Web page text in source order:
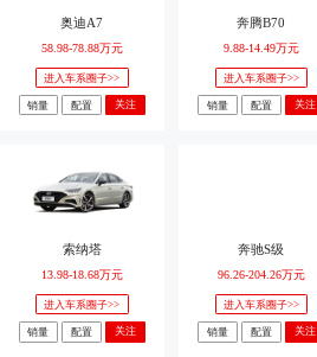
奥迪A7
58.98-78.88万元
进入车系圈子>>
销量 配置 关注
奔腾B70
9.88-14.49万元
进入车系圈子>>
销量 配置 关注
索纳塔
13.98-18.68万元
进入车系圈子>>
销量 配置 关注
奔驰S级
96.26-204.26万元
进入车系圈子>>
销量 配置 关注